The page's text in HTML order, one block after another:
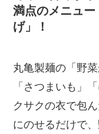
満点のメニュ
げ」！
丸亀製麺の「野
「さつまいも」
クサクの衣で包
にのせるだけで